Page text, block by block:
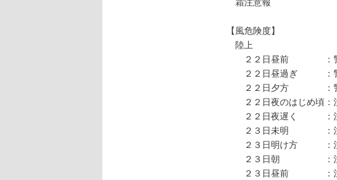
【風危険度】
陸上
２２日昼前 ：警
２２日昼過ぎ ：警
２２日夕方 ：警
２２日夜のはじめ頃：
２２日夜遅く ：注
２３日未明 ：注
２３日明け方 ：注
２３日朝 ：注意
２３日昼前 ：注